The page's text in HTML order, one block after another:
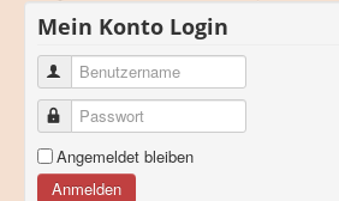
Mein Konto Login
Benutzername
Passwort
Angemeldet bleiben
Anmelden